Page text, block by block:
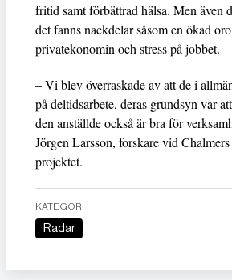
fritid samt förbättrad hälsa. Men även
det fanns nackdelar såsom en ökad
privatekonomin och stress på jobbet.
– Vi blev överraskade av att de i
på deltidsarbete, deras grundsyn var
den anställde också är bra för
Jörgen Larsson, forskare vid
projektet.
KATEGORI
Radar